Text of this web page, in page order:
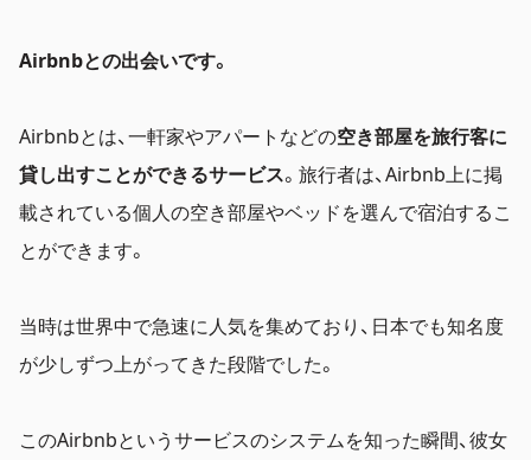
Airbnbとの出会いです。
Airbnbとは、一軒家やアパートなどの空き部屋を旅行客に
貸し出すことができるサービス。旅行者は、Airbnb上に掲
載されている個人の空き部屋やベッドを選んで宿泊するこ
とができます。
当時は世界中で急速に人気を集めており、日本でも知名度
が少しずつ上がってきた段階でした。
このAirbnbというサービスのシステムを知った瞬間、彼女